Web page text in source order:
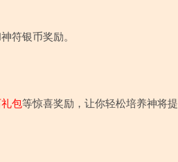
符银币奖励。
包等惊喜奖励，让你轻松培养神将提